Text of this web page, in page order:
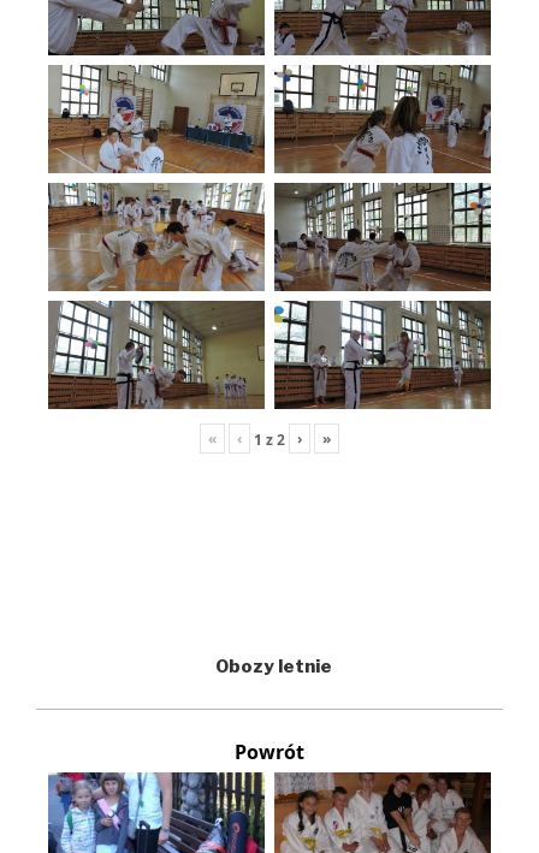
« ‹ 1 z2 › »
Obozy letnie
Powrót